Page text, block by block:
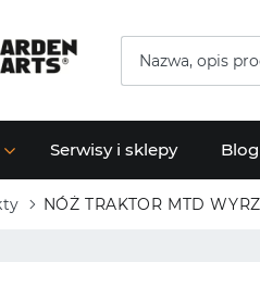
Serwisy i sklepy Blog
NÓŻ TRAKTOR MTD